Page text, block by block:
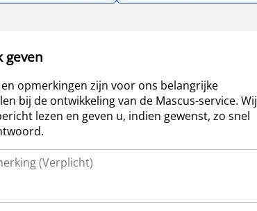
geven
opmerkingen zijn voor ons belangrijke
bij de ontwikkeling van de Mascus-service. Wij
lezen en geven u, indien gewenst, zo snel